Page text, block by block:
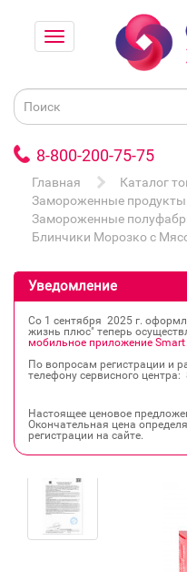
8-800-200-75-75
Главная
Каталог
Замороженные продукты
Замороженные
Блинчики Морозко с
Уведомление
Со 1 сентября 2025 г.
жизнь плюс" теперь
мобильное приложение Smart
По вопросам регистрации и
телефону сервисного центра:
Настоящее ценовое
Окончательная цена
регистрации на сайте.